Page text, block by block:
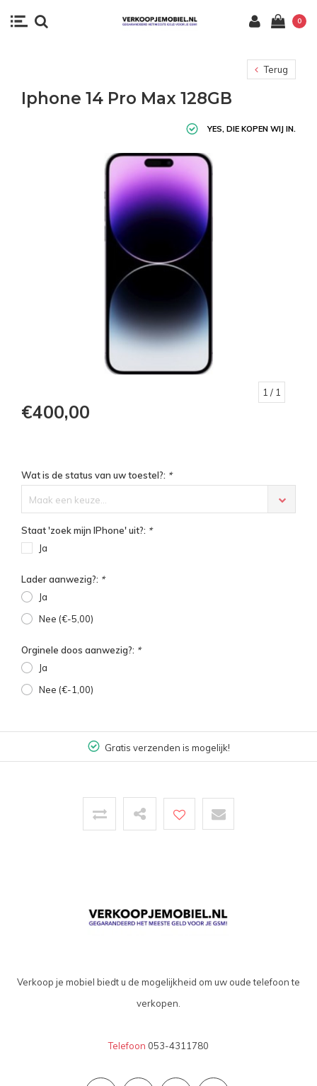
0
Terug
Iphone 14 Pro Max 128GB
YES, DIE KOPEN WIJ IN.
1 / 1
€400,00
Wat is de status van uw toestel?: *
Maak een keuze...
Staat 'zoek mijn IPhone' uit?: *
Ja
Lader aanwezig?: *
Ja
Nee (€-5,00)
Orginele doos aanwezig?: *
Ja
Nee (€-1,00)
Gratis verzenden is mogelijk!
Verkoop je mobiel biedt u de mogelijkheid om uw oude telefoon te
verkopen.
Telefoon 053-4311780